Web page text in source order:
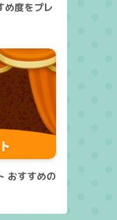
め度をプレ
おすすめの